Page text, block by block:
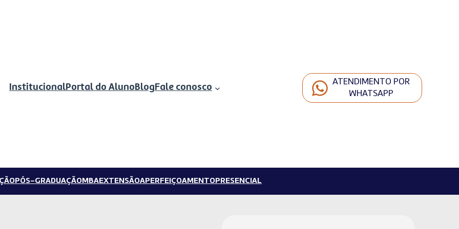
InstitucionalPortal do AlunoBlogFale conosco
ATENDIMENTO POR
WHATSAPP
PÓS-GRADUAÇÃOMBAEXTENSÃOAPERFEIÇOAMENTOPRESENCIAL